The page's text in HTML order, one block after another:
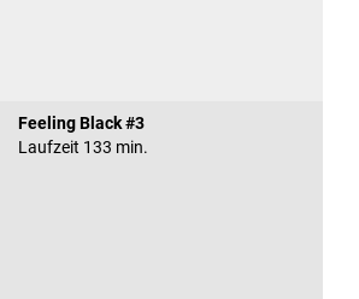
Feeling Black #3
Laufzeit 133 min.